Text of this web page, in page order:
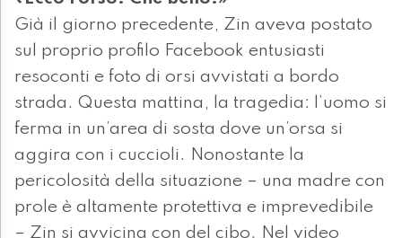
Già il giorno precedente, Zin aveva postato
sul proprio profilo Facebook entusiasti
resoconti e foto di orsi avvistati a bordo
strada. Questa mattina, la tragedia: l’uomo si
ferma in un’area di sosta dove un’orsa si
aggira con i cuccioli. Nonostante la
pericolosità della situazione – una madre con
prole è altamente protettiva e imprevedibile
– Zin si avvicina con del cibo. Nel video